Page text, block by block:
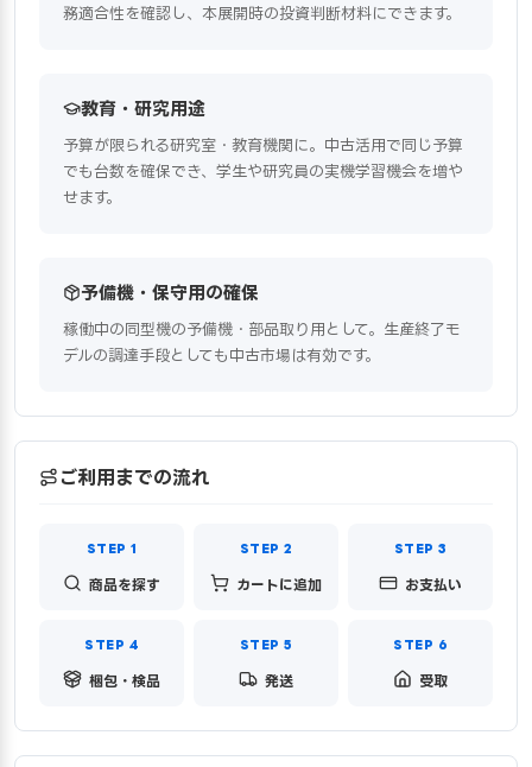
務適合性を確認し、本展開時の投資判断材料にできます。
教育・研究用途
予算が限られる研究室・教育機関に。中古活用で同じ予算
でも台数を確保でき、学生や研究員の実機学習機会を増や
せます。
予備機・保守用の確保
稼働中の同型機の予備機・部品取り用として。生産終了モ
デルの調達手段としても中古市場は有効です。
ご利用までの流れ
商品を探す カートに追加 お支払い
梱包・検品 発送 受取